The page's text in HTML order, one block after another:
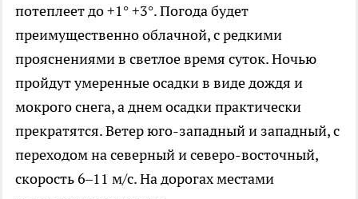
потеплеет до +1° +3°. Погода будет
преимущественно облачной, с редкими
прояснениями в светлое время суток. Ночью
пройдут умеренные осадки в виде дождя и
мокрого снега, а днем осадки практически
прекратятся. Ветер юго-западный и западный, с
переходом на северный и северо-восточный,
скорость 6–11 м/с. На дорогах местами